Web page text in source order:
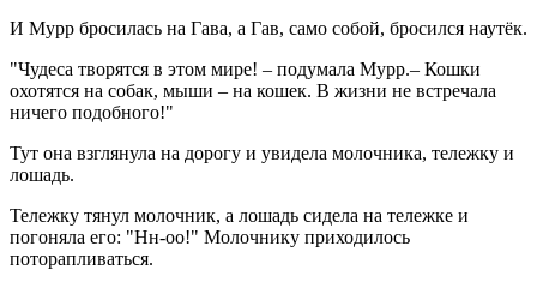
И Мурр бросилась на Гава, а Гав, само собой, бросился наутёк.
"Чудеса творятся в этом мире! – подумала Мурр.– Кошки
охотятся на собак, мыши – на кошек. В жизни не встречала
ничего подобного!"
Тут она взглянула на дорогу и увидела молочника, тележку и
лошадь.
Тележку тянул молочник, а лошадь сидела на тележке и
погоняла его: "Нн-оо!" Молочнику приходилось
поторапливаться.